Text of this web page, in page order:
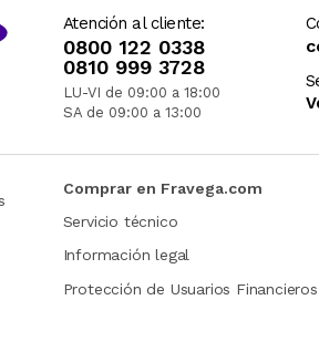
Atención al cliente:
0800 122 0338
0810 999 3728
LU-VI de 09:00 a 18:00
SA de 09:00 a 13:00
Comprar en Fravega.com
Servicio técnico
Información legal
Protección de Usuarios Financieros